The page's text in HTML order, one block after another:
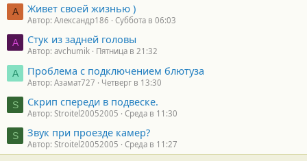
А Живет своей жизнью )
Автор: Александр186 Суббота в 06:03
A Стук из задней головы
Автор: avchumik Пятница в 21:32
А Проблема с подключением блютуза
Автор: Азамат727 Четверг в 13:30
S Скрип спереди в подвеске.
Автор: Stroitel20052005 Среда в 11:30
S Звук при проезде камер?
Автор: Stroitel20052005 Среда в 11:27